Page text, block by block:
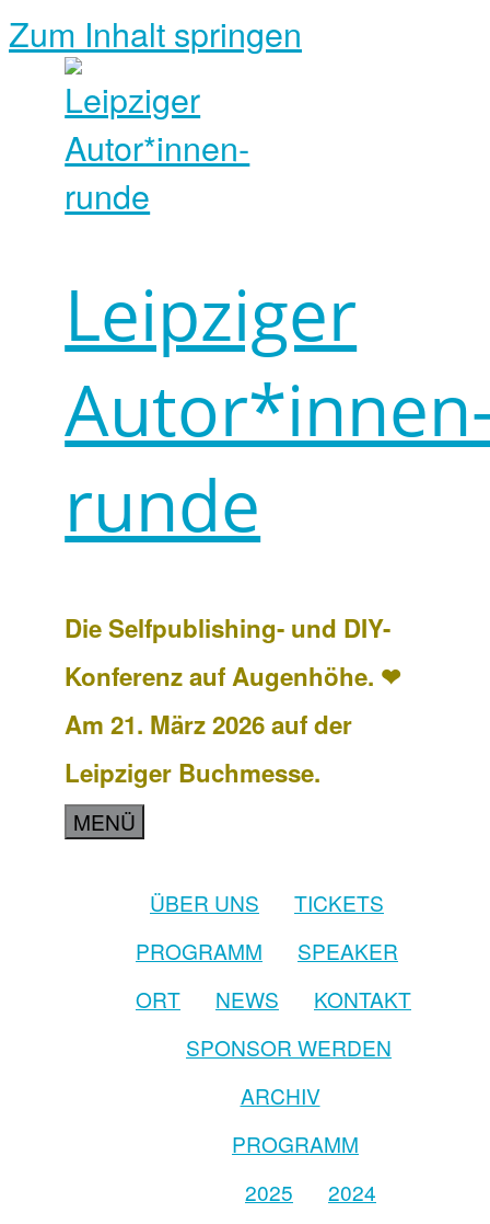
Zum Inhalt springen
Leipziger
runde
Die Selfpublishing- und DIY-
Konferenz auf Augenhöhe. ❤
Am 21. März 2026 auf der
Leipziger Buchmesse.
MENÜ
ÜBER UNS
TICKETS
PROGRAMM
SPEAKER
ORT
NEWS
KONTAKT
SPONSOR WERDEN
ARCHIV
PROGRAMM
2025
2024